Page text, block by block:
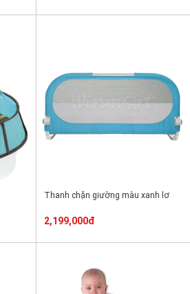
Thanh chặn giường màu xanh lơ
2,199,000đ